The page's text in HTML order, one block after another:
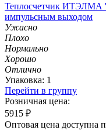
Теплосчетчик
импульсным выходом
Ужасно
Плохо
Нормально
Хорошо
Отлично
Упаковка: 1
Перейти в группу
Розничная цена:
5915 ₽
Оптовая цена доступна